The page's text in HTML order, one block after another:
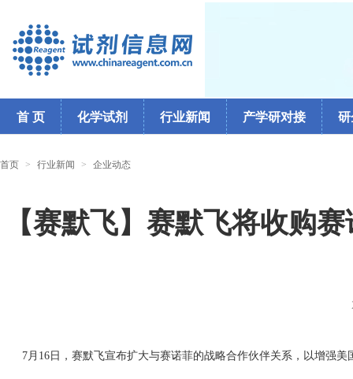
首 页 化学试剂 行业新闻 产学研对接 研
首页 > 行业新闻 > 企业动态
【赛默飞】赛默飞将收购
7月16日，赛默飞宣布扩大与赛诺菲的战略合作伙伴关系，以增强